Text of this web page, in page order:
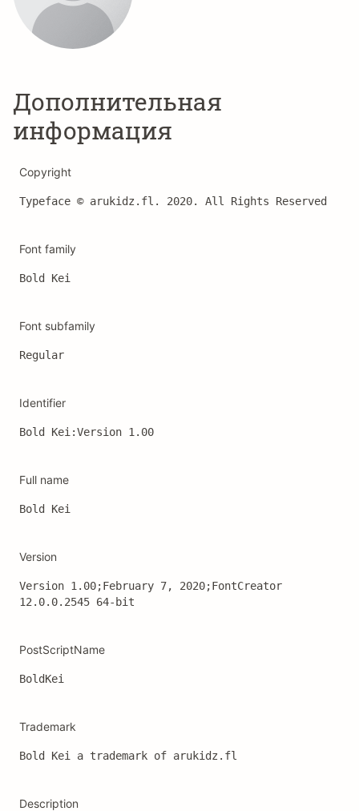
Дополнительная
информация
Copyright
Typeface © arukidz.fl. 2020. All Rights Reserved
Font family
Bold Kei
Font subfamily
Regular
Identifier
Bold Kei:Version 1.00
Full name
Bold Kei
Version
Version 1.00;February 7, 2020;FontCreator
12.0.0.2545 64-bit
PostScriptName
BoldKei
Trademark
Bold Kei a trademark of arukidz.fl
Description